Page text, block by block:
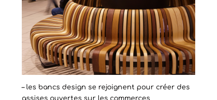
– les bancs design se rejoignent pour créer des
assises ouvertes sur les commerces